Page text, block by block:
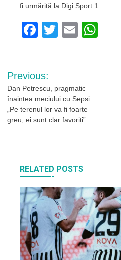
fi urmărită la Digi Sport 1.
Facebook
TwitterEmail
Navigare
în
articole
Previous:
Dan Petrescu, pragmatic
înaintea meciului cu Sepsi:
„Pe terenul lor va fi foarte
greu, ei sunt clar favoriți”
RELATED POSTS